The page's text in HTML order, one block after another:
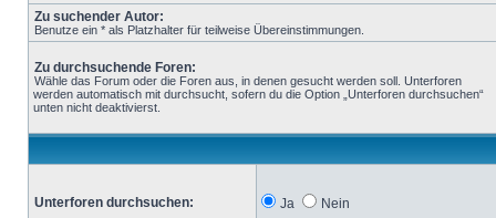
Zu suchender Autor:
Benutze ein * als Platzhalter für teilweise Übereinstimmungen.
Zu durchsuchende Foren:
Wähle das Forum oder die Foren aus, in denen gesucht werden soll. Unterforen
werden automatisch mit durchsucht, sofern du die Option „Unterforen durchsuchen“
unten nicht deaktivierst.
Unterforen durchsuchen: Ja Nein